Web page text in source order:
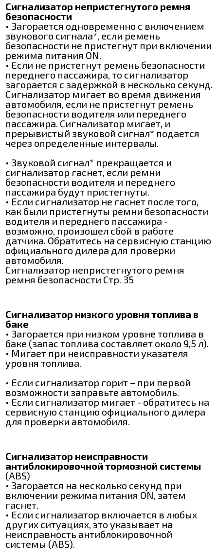
Сигнализатор непристегнутого ремня
безопасности
• Загорается одновременно с включением
звукового сигнала*, если ремень
безопасности не пристегнут при включении
режима питания ON.
• Если не пристегнут ремень безопасности
переднего пассажира, то сигнализатор
загорается с задержкой в несколько секунд.
Сигнализатор мигает во время движения
автомобиля, если не пристегнут ремень
безопасности водителя или переднего
пассажира. Сигнализатор мигает, и
прерывистый звуковой сигнал* подается
через определенные интервалы.
• Звуковой сигнал* прекращается и
сигнализатор гаснет, если ремни
безопасности водителя и переднего
пассажира будут пристегнуты.
• Если сигнализатор не гаснет после того,
как были пристегнуты ремни безопасности
водителя и переднего пассажира -
возможно, произошел сбой в работе
датчика. Обратитесь на сервисную станцию
официального дилера для проверки
автомобиля.
Сигнализатор непристегнутого ремня
ремня безопасности Стр. 35
Сигнализатор низкого уровня топлива в
баке
• Загорается при низком уровне топлива в
баке (запас топлива составляет около 9,5 л).
• Мигает при неисправности указателя
уровня топлива.
• Если сигнализатор горит – при первой
возможности заправьте автомобиль.
• Если сигнализатор мигает - обратитесь на
сервисную станцию официального дилера
для проверки автомобиля.
Сигнализатор неисправности
антиблокировочной тормозной системы
(ABS)
• Загорается на несколько секунд при
включении режима питания ON, затем
гаснет.
• Если сигнализатор включается в любых
других ситуациях, это указывает на
неисправность антиблокировочной
системы (ABS).